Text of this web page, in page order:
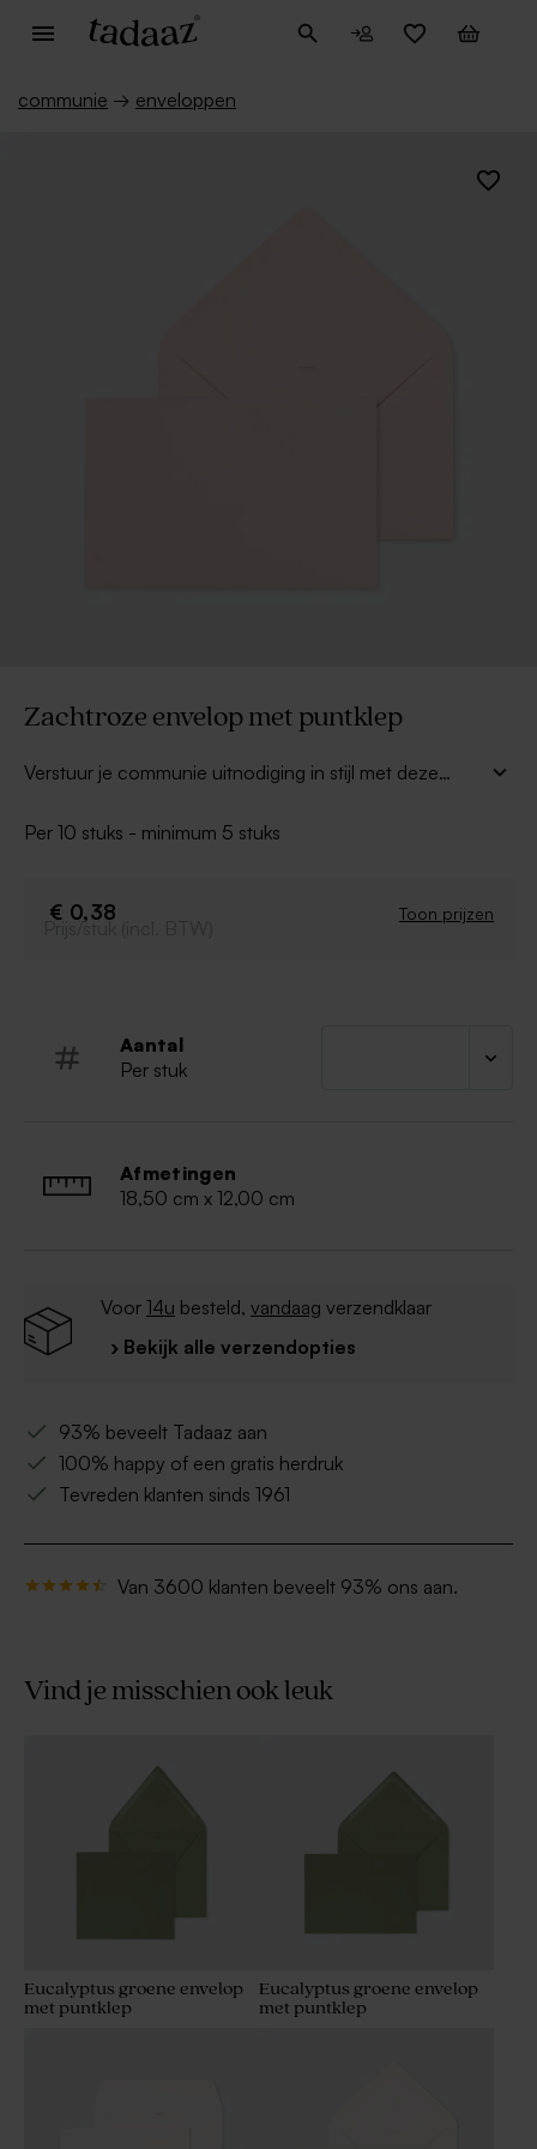
communie → enveloppen
Zachtroze envelop met puntklep
Verstuur je communie uitnodiging in stijl met deze
een mooi adresetiket of een leuke sluitzegel voor een
Per 10 stuks - minimum 5 stuks
€ 0,38 Toon prijzen
Prijs/stuk (incl. BTW)
Aantal
Per stuk
Afmetingen
18,50 cm x 12,00 cm
Voor 14u besteld, vandaag verzendklaar
› Bekijk alle verzendopties
93% beveelt Tadaaz aan
100% happy of een gratis herdruk
Tevreden klanten sinds 1961
Van 3600 klanten beveelt 93% ons aan.
Vind je misschien ook leuk
Eucalyptus groene envelop
met puntklep
Eucalyptus groene envelop
met puntklep